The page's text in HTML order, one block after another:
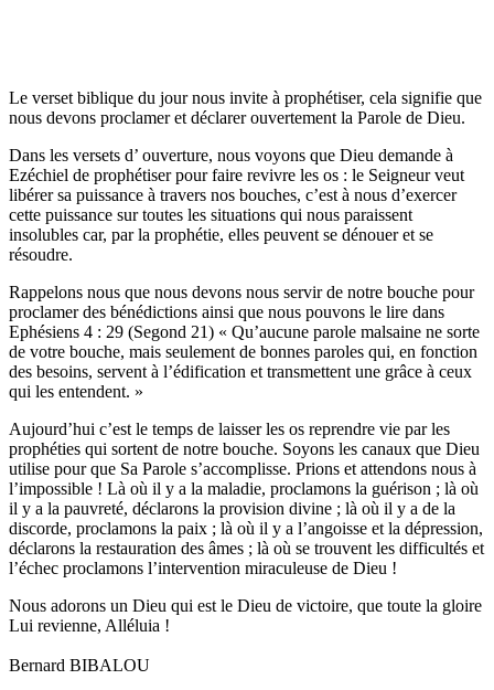
Le verset biblique du jour nous invite à prophétiser, cela signifie que
nous devons proclamer et déclarer ouvertement la Parole de Dieu.
Dans les versets d’ ouverture, nous voyons que Dieu demande à
Ezéchiel de prophétiser pour faire revivre les os : le Seigneur veut
libérer sa puissance à travers nos bouches, c’est à nous d’exercer
cette puissance sur toutes les situations qui nous paraissent
insolubles car, par la prophétie, elles peuvent se dénouer et se
résoudre.
Rappelons nous que nous devons nous servir de notre bouche pour
proclamer des bénédictions ainsi que nous pouvons le lire dans
Ephésiens 4 : 29 (Segond 21) « Qu’aucune parole malsaine ne sorte
de votre bouche, mais seulement de bonnes paroles qui, en fonction
des besoins, servent à l’édification et transmettent une grâce à ceux
qui les entendent. »
Aujourd’hui c’est le temps de laisser les os reprendre vie par les
prophéties qui sortent de notre bouche. Soyons les canaux que Dieu
utilise pour que Sa Parole s’accomplisse. Prions et attendons nous à
l’impossible ! Là où il y a la maladie, proclamons la guérison ; là où
il y a la pauvreté, déclarons la provision divine ; là où il y a de la
discorde, proclamons la paix ; là où il y a l’angoisse et la dépression,
déclarons la restauration des âmes ; là où se trouvent les difficultés et
l’échec proclamons l’intervention miraculeuse de Dieu !
Nous adorons un Dieu qui est le Dieu de victoire, que toute la gloire
Lui revienne, Alléluia !
Bernard BIBALOU